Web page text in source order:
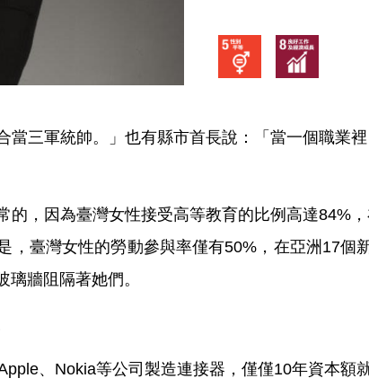
當三軍統帥。」也有縣市首長說：「當一個職業
的，因為臺灣女性接受高等教育的比例高達84%
，臺灣女性的勞動參與率僅有50%，在亞洲17個
牆阻隔著她們。
、Nokia等公司製造連接器，僅僅10年資本額